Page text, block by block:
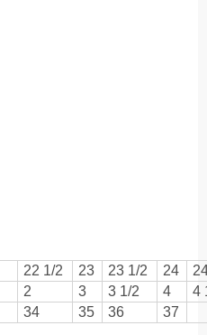
22 1/2 23 23 1/2 24
2 3 3 1/2 4
4
34 35 36 37